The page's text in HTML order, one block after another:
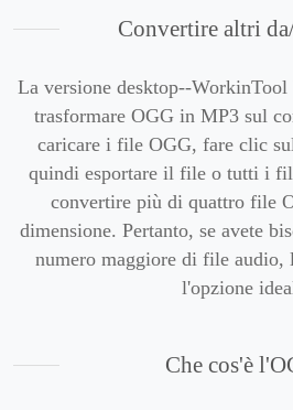
Convertire altri
La versione desktop--
trasformare OGG in MP3 sul
caricare i file OGG, fare clic
quindi esportare il file o tutti i
convertire più di quattro file
dimensione. Pertanto, se avete
numero maggiore di file audio,
l'opzione
Che cos'è